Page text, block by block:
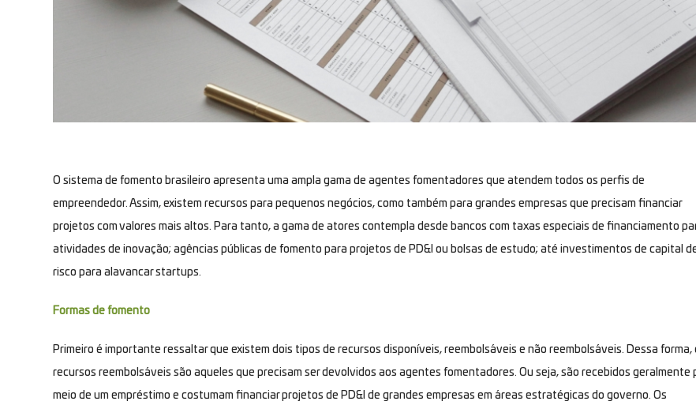
O sistema de fomento brasileiro apresenta uma ampla gama de agentes fomentadores que atendem todos os perfis de
empreendedor. Assim, existem recursos para pequenos negócios, como também para grandes empresas que precisam financiar
projetos com valores mais altos. Para tanto, a gama de atores contempla desde bancos com taxas especiais de financiamento
atividades de inovação; agências públicas de fomento para projetos de PD&I ou bolsas de estudo; até investimentos de capital
risco para alavancar startups.
Formas de fomento
Primeiro é importante ressaltar que existem dois tipos de recursos disponíveis, reembolsáveis e não reembolsáveis. Dessa forma,
recursos reembolsáveis são aqueles que precisam ser devolvidos aos agentes fomentadores. Ou seja, são recebidos geralmente
meio de um empréstimo e costumam financiar projetos de PD&I de grandes empresas em áreas estratégicas do governo. Os